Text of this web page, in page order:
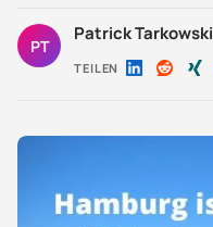
PT
Patrick Tarkowski
TEILEN Auf Auf Auf